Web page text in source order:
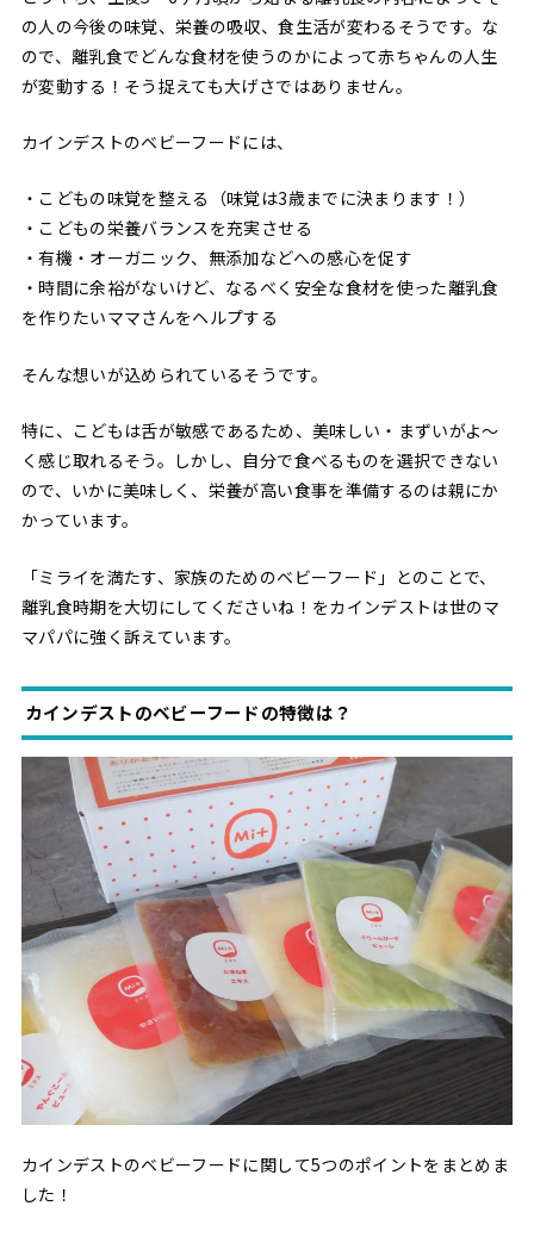
の人の今後の味覚、栄養の吸収、食生活が変わるそうです。な
ので、離乳食でどんな食材を使うのかによって赤ちゃんの人生
が変動する！そう捉えても大げさではありません。
カインデストのベビーフードには、
・こどもの味覚を整える（味覚は3歳までに決まります！）
・こどもの栄養バランスを充実させる
・有機・オーガニック、無添加などへの感心を促す
・時間に余裕がないけど、なるべく安全な食材を使った離乳食
を作りたいママさんをヘルプする
そんな想いが込められているそうです。
特に、こどもは舌が敏感であるため、美味しい・まずいがよ〜
く感じ取れるそう。しかし、自分で食べるものを選択できない
ので、いかに美味しく、栄養が高い食事を準備するのは親にか
かっています。
「ミライを満たす、家族のためのベビーフード」とのことで、
離乳食時期を大切にしてくださいね！をカインデストは世のマ
マパパに強く訴えています。
カインデストのベビーフードの特徴は？
カインデストのベビーフードに関して5つのポイントをまとめま
した！